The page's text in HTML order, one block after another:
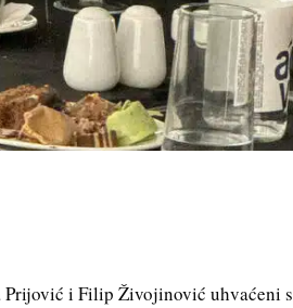
i Filip Živojinović uhvaćeni